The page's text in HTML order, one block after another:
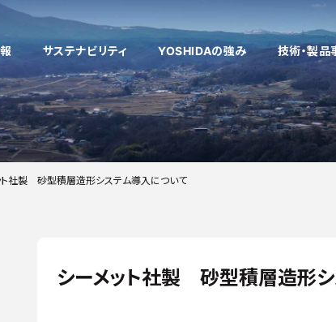
企業理念
サステナビリティ
健康経営
YOSHIDAの強み
多様性のある技術開発
技術・製品
製品情報
働く環境
ト社製 砂型積層造形システム導入について
シーメット社製 砂型積層造形